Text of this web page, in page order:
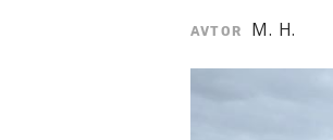
AVTOR M. H.